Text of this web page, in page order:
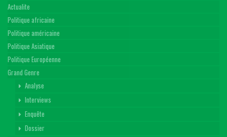
Actualite
Politique africaine
Politique américaine
Politique Asiatique
Politique Européenne
Grand Genre
Analyse
Interviews
Enquête
Dossier